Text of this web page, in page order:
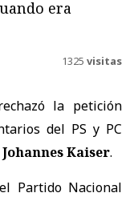
era
1325 visitas
la petición
del PS y PC
Johannes Kaiser.
Partido Nacional